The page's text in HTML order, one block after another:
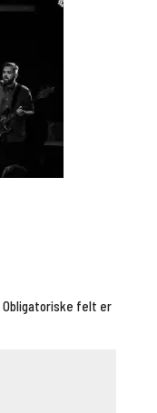
Obligatoriske felt er